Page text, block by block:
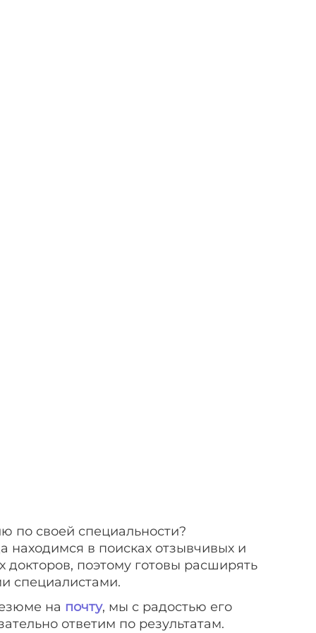
по своей специальности?
находимся в поисках отзывчивых и
докторов, поэтому готовы расширять
специалистами.
на почту, мы с радостью его
ответим по результатам.